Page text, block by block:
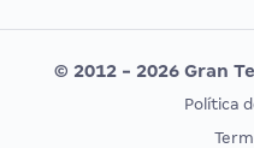
Editais publicados
CONCURSOS POR PROFISSÃO
© 2012 - 2026 Gran
Política